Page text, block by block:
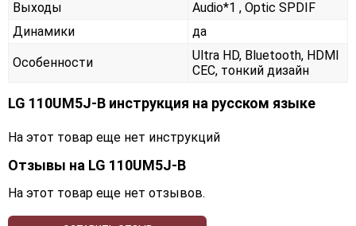
Выходы
Audio*1 , Optic SPDIF
Динамики
да
Особенности
Ultra HD, Bluetooth, HDMI
CEC, тонкий дизайн
LG 110UM5J-B инструкция на русском языке
На этот товар еще нет инструкций
Отзывы на LG 110UM5J-B
На этот товар еще нет отзывов.